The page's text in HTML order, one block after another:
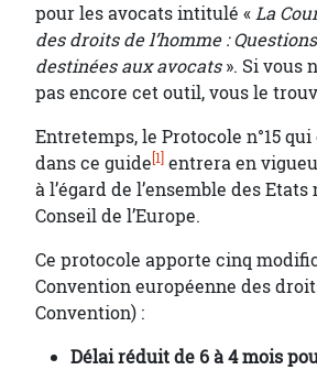
pour les avocats intitulé «La
des droits de l’homme :
destinées aux avocats». Si vous
pas encore cet outil, vous le
Entretemps, le Protocole n°15
dans ce guide[1] entrera en
à l’égard de l’ensemble des
Conseil de l’Europe.
Ce protocole apporte cinq
Convention européenne des
Convention) :
Délai réduit de 6 à 4 mois